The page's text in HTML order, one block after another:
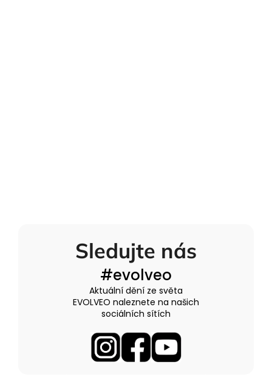
Sledujte nás
#evolveo
Aktuální dění ze světa
EVOLVEO naleznete na našich
sociálních sítích